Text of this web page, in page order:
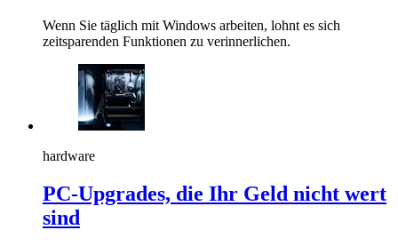
Wenn Sie täglich mit Windows arbeiten, lohnt es sich
zeitsparenden Funktionen zu verinnerlichen.
hardware
PC-Upgrades, die Ihr Geld nicht wert
sind